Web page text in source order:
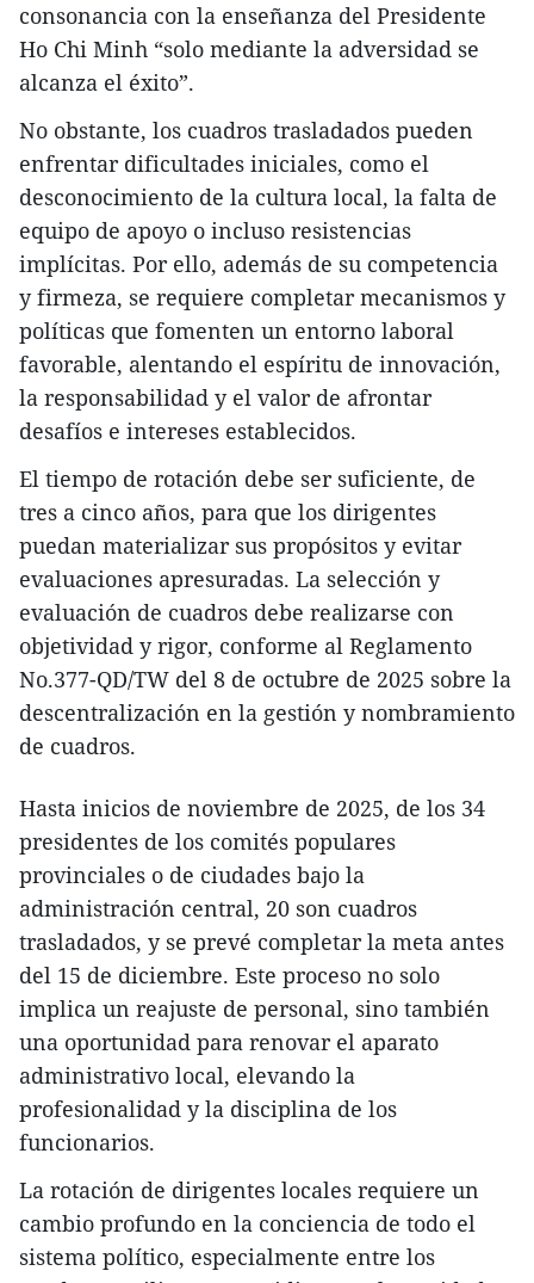
consonancia con la enseñanza del Presidente
Ho Chi Minh “solo mediante la adversidad se
alcanza el éxito”.
No obstante, los cuadros trasladados pueden
enfrentar dificultades iniciales, como el
desconocimiento de la cultura local, la falta de
equipo de apoyo o incluso resistencias
implícitas. Por ello, además de su competencia
y firmeza, se requiere completar mecanismos y
políticas que fomenten un entorno laboral
favorable, alentando el espíritu de innovación,
la responsabilidad y el valor de afrontar
desafíos e intereses establecidos.
El tiempo de rotación debe ser suficiente, de
tres a cinco años, para que los dirigentes
puedan materializar sus propósitos y evitar
evaluaciones apresuradas. La selección y
evaluación de cuadros debe realizarse con
objetividad y rigor, conforme al Reglamento
No.377-QD/TW del 8 de octubre de 2025 sobre la
descentralización en la gestión y nombramiento
de cuadros.
Hasta inicios de noviembre de 2025, de los 34
presidentes de los comités populares
provinciales o de ciudades bajo la
administración central, 20 son cuadros
trasladados, y se prevé completar la meta antes
del 15 de diciembre. Este proceso no solo
implica un reajuste de personal, sino también
una oportunidad para renovar el aparato
administrativo local, elevando la
profesionalidad y la disciplina de los
funcionarios.
La rotación de dirigentes locales requiere un
cambio profundo en la conciencia de todo el
sistema político, especialmente entre los